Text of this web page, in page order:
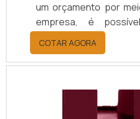
um orçamento por
empresa, é
sofisticação,
justo em um só
desejo é por
System Seal o
encontrar
COTAR AGORA